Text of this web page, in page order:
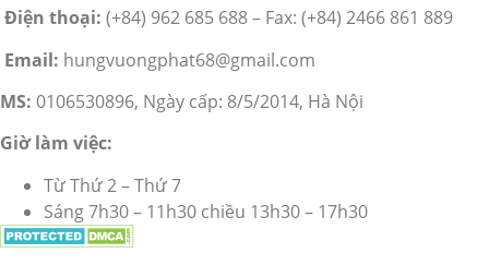
Điện thoại: (+84) 962 685 688 – Fax: (+84) 2466 861 889
Email: hungvuongphat68@gmail.com
MS: 0106530896, Ngày cấp: 8/5/2014, Hà Nội
Giờ làm việc:
Từ Thứ 2 – Thứ 7
Sáng 7h30 – 11h30 chiều 13h30 – 17h30